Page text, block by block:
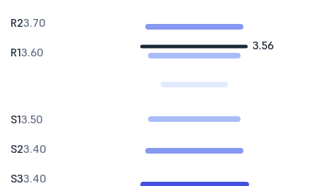
3.56
R23.70
R13.60
S13.50
S23.40
S33.40